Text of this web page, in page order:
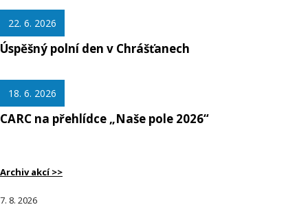
22. 6. 2026
Úspěšný polní den v Chrášťanech
18. 6. 2026
CARC na přehlídce „Naše pole 2026“
Archiv akcí >>
7. 8. 2026